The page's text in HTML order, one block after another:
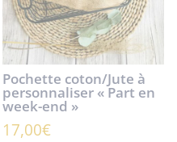
Pochette coton/Jute à
personnaliser « Part en
week-end »
17,00€